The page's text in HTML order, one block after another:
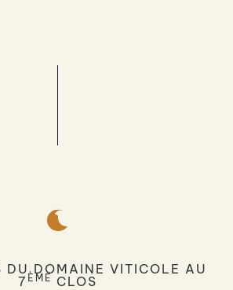
DU DOMAINE VITICOLE AU
7 ÈME CLOS